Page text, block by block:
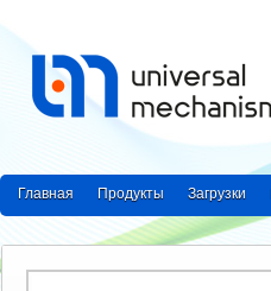
Главная Продукты Загрузки